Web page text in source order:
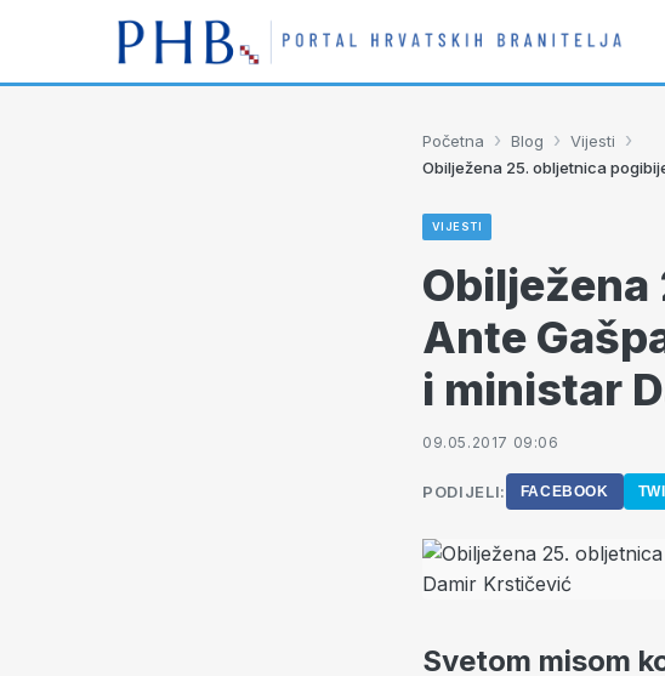
Početna › Blog › Vijesti ›
Obilježena 25. obljetnica
VIJESTI
Ante
i ministar
09.05.2017 09:06
PODIJELI: FACEBOOK
Svetom misom